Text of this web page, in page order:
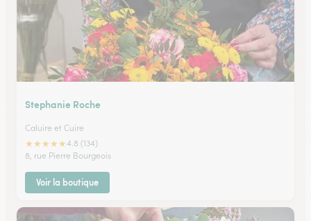
Stephanie Roche
Caluire et Cuire
★★★★★4.8 (134)
8, rue Pierre Bourgeois
Voir la boutique